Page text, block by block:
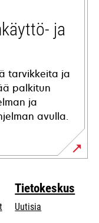
ja
tarvikkeita ja
palkitun
ja
avulla.
Tietokeskus
Uutisia